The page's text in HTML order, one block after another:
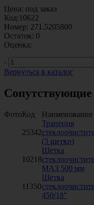
Цена: под заказ
Код:10622
Номер: 271.5205800
Остаток: 0
Оценка:
-
Вернуться в каталог
ФотоКод Наименование
25342
Трапеция
(3 щетки)
10218
Щетка
МАЗ 500 мм
11350
Щетка
450/18"